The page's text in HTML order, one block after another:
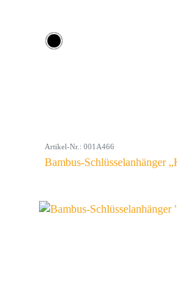
Artikel-Nr.: 001A466
Bambus-Schlüsselanhänger